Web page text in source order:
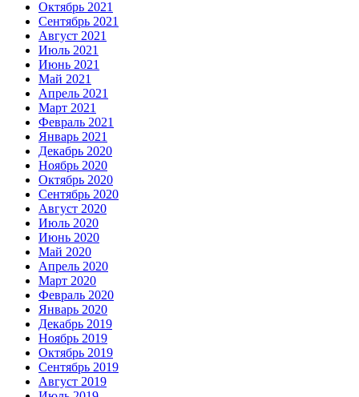
Октябрь 2021
Сентябрь 2021
Август 2021
Июль 2021
Июнь 2021
Май 2021
Апрель 2021
Март 2021
Февраль 2021
Январь 2021
Декабрь 2020
Ноябрь 2020
Октябрь 2020
Сентябрь 2020
Август 2020
Июль 2020
Июнь 2020
Май 2020
Апрель 2020
Март 2020
Февраль 2020
Январь 2020
Декабрь 2019
Ноябрь 2019
Октябрь 2019
Сентябрь 2019
Август 2019